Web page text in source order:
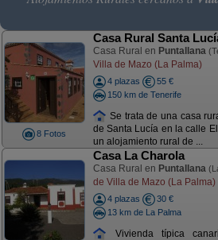
8 Fotos
Casa Rural Santa
Casa Rural en Puntallana
Villa de Mazo (La Palma)
4 plazas
55 €
150 km de Tenerife
Se trata de una casa
de Santa Lucía en la calle
un alojamiento rural de ...
Casa La Charola
Casa Rural en Puntallana
de Villa de Mazo (La Palma)
4 plazas
30 €
13 km de La Palma
Vivienda típica